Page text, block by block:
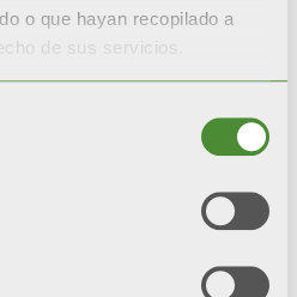
o que hayan recopilado a
de sus servicios.
VOBARNO (Brescia) Italia